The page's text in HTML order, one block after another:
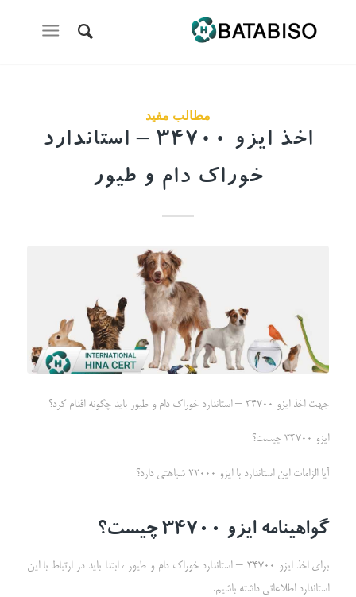
مطالب مفید
اخذ ایزو 34700 – استاندارد
خوراک دام و طیور
جهت اخذ ایزو 34700 – استاندارد خوراک دام و طیور باید چگونه اقدام کرد؟
ایزو 34700 چیست؟
آیا الزامات این استاندارد با ایزو 22000 شباهتی دارد؟
گواهینامه ایزو 34700 چیست؟
برای اخذ ایزو 34700 – استاندارد خوراک دام و طیور ، ابتدا باید در ارتباط با این
استاندارد اطلاعاتی داشته باشیم.